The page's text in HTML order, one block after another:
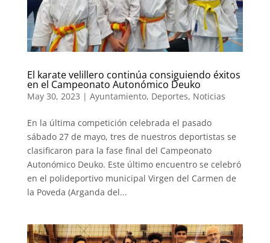
El karate velillero continúa consiguiendo éxitos
en el Campeonato Autonómico Deuko
May 30, 2023 | Ayuntamiento, Deportes, Noticias
En la última competición celebrada el pasado
sábado 27 de mayo, tres de nuestros deportistas se
clasificaron para la fase final del Campeonato
Autonómico Deuko. Este último encuentro se celebró
en el polideportivo municipal Virgen del Carmen de
la Poveda (Arganda del...